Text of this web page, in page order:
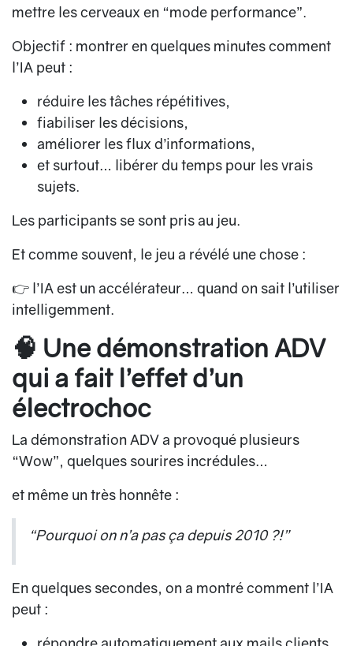
mettre les cerveaux en “mode performance”.
Objectif : montrer en quelques minutes comment
l’IA peut :
réduire les tâches répétitives,
fiabiliser les décisions,
améliorer les flux d’informations,
et surtout… libérer du temps pour les vrais
sujets.
Les participants se sont pris au jeu.
Et comme souvent, le jeu a révélé une chose :
👉 l’IA est un accélérateur… quand on sait l’utiliser
intelligemment.
🧠 Une démonstration ADV
qui a fait l’effet d’un
électrochoc
La démonstration ADV a provoqué plusieurs
“Wow”, quelques sourires incrédules…
et même un très honnête :
“Pourquoi on n’a pas ça depuis 2010 ?!”
En quelques secondes, on a montré comment l’IA
peut :